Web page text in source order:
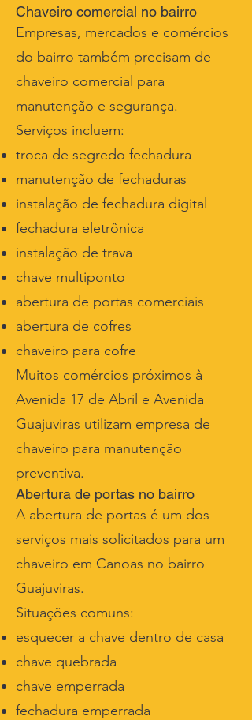
Chaveiro comercial no bairro
Empresas, mercados e comércios
do bairro também precisam de
chaveiro comercial para
manutenção e segurança.
Serviços incluem:
troca de segredo fechadura
manutenção de fechaduras
instalação de fechadura digital
fechadura eletrônica
instalação de trava
chave multiponto
abertura de portas comerciais
abertura de cofres
chaveiro para cofre
Muitos comércios próximos à
Avenida 17 de Abril e Avenida
Guajuviras utilizam empresa de
chaveiro para manutenção
preventiva.
Abertura de portas no bairro
A abertura de portas é um dos
serviços mais solicitados para um
chaveiro em Canoas no bairro
Guajuviras.
Situações comuns:
esquecer a chave dentro de casa
chave quebrada
chave emperrada
fechadura emperrada